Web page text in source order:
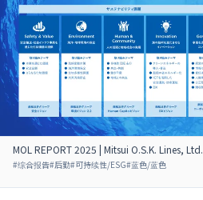
MOL REPORT 2025 | Mitsui O.S.K. Lines, Ltd.
#综合报告#后勤#可持续性/ESG#蓝色/蓝色